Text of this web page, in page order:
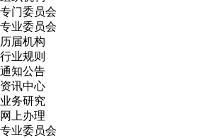
专门委员会
专业委员会
历届机构
行业规则
通知公告
资讯中心
业务研究
网上办理
专业委员会